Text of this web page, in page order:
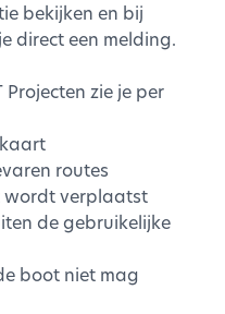
bekijken en bij
direct een melding.
zie je per
routes
wordt verplaatst
de gebruikelijke
boot niet mag